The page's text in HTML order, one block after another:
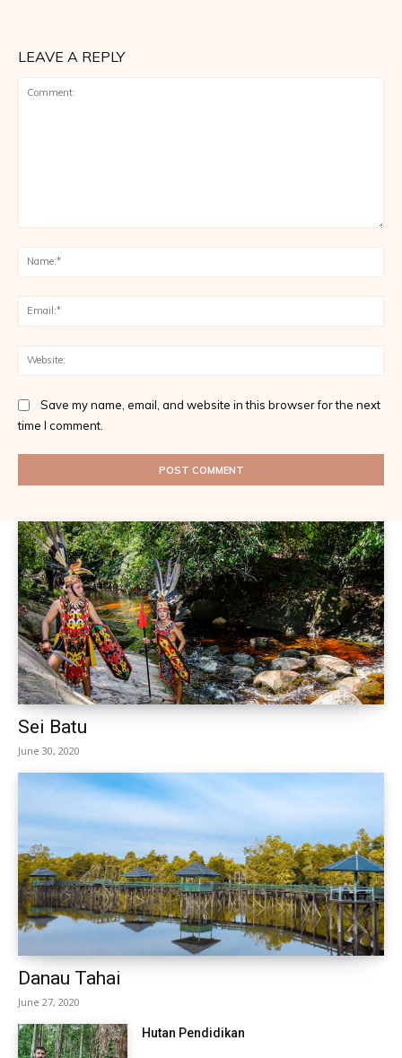
LEAVE A REPLY
Save my name, email, and website in this browser for the next
time I comment.
Sei Batu
June 30, 2020
Danau Tahai
June 27, 2020
Hutan Pendidikan